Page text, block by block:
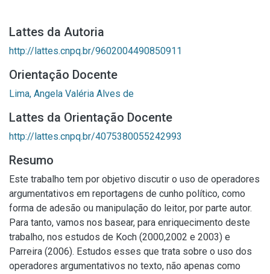
Lattes da Autoria
http://lattes.cnpq.br/9602004490850911
Orientação Docente
Lima, Angela Valéria Alves de
Lattes da Orientação Docente
http://lattes.cnpq.br/4075380055242993
Resumo
Este trabalho tem por objetivo discutir o uso de operadores
argumentativos em reportagens de cunho político, como
forma de adesão ou manipulação do leitor, por parte autor.
Para tanto, vamos nos basear, para enriquecimento deste
trabalho, nos estudos de Koch (2000,2002 e 2003) e
Parreira (2006). Estudos esses que trata sobre o uso dos
operadores argumentativos no texto, não apenas como